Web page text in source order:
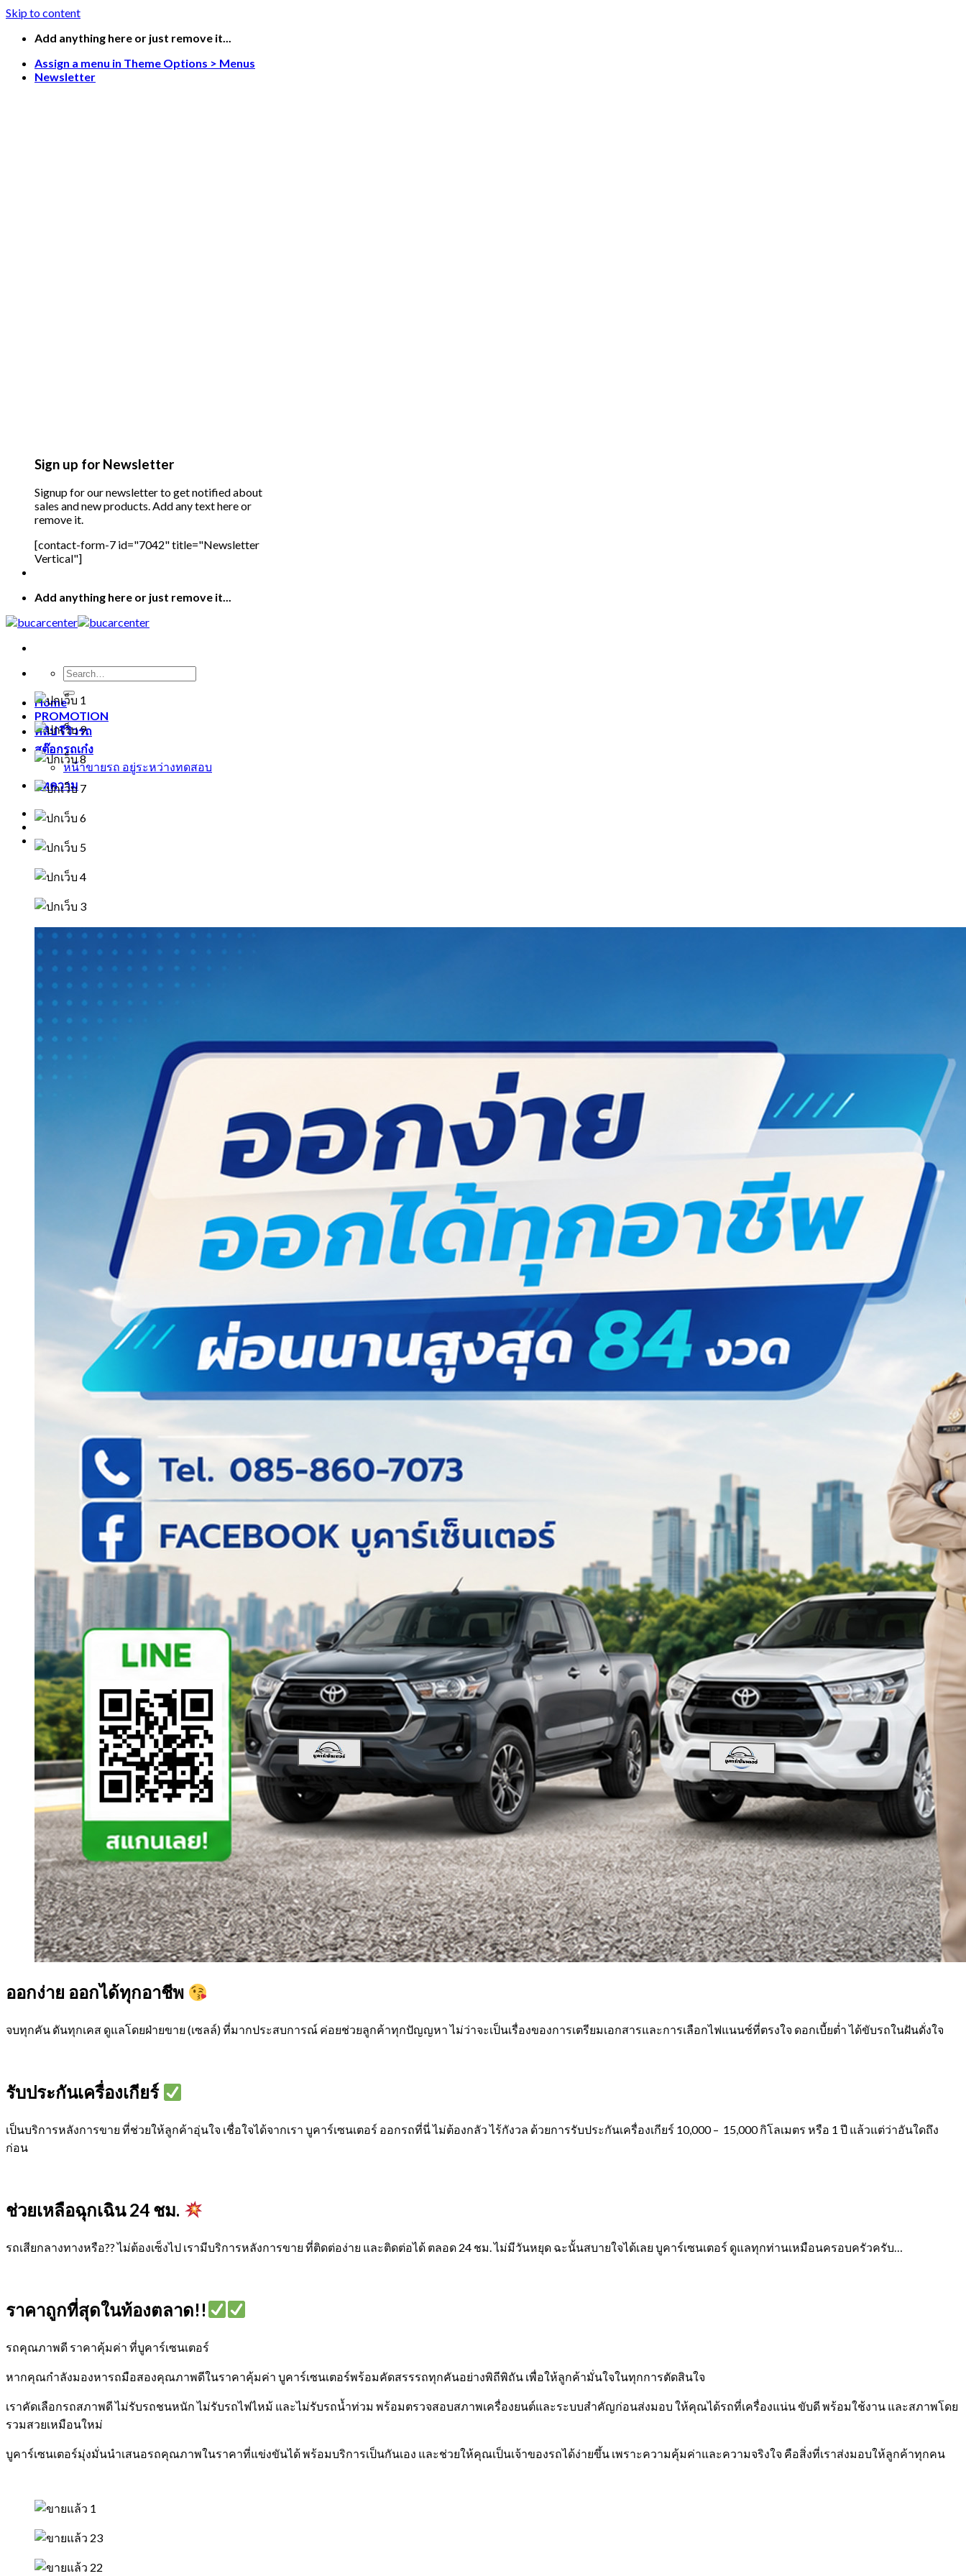
Skip to content
Add anything here or just remove it...
Assign a menu in Theme Options > Menus
Newsletter
Sign up for Newsletter
Signup for our newsletter to get notified about
sales and new products. Add any text here or
remove it.
[contact-form-7 id="7042" title="Newsletter
Vertical"]
Add anything here or just remove it...
Home
PROMOTION
คลิป รีวิวรถ
สต๊อกรถเก๋ง
หน้าขายรถ อยู่ระหว่างทดสอบ
บทความ
-
-
ออกง่าย ออกได้ทุกอาชีพ
จบทุกคัน ดันทุกเคส ดูแลโดยฝ่ายขาย (เซลล์) ที่มากประสบการณ์ ค่อยช่วยลูกค้าทุกปัญญหา ไม่ว่าจะเป็นเรื่องของการเตรียมเอกสารและการเลือกไฟแนนซ์ที่ตรงใจ ดอกเบี้ยต่ำ ได้ขับรถในฝันดั่งใจ
รับประกันเครื่องเกียร์
เป็นบริการหลังการขาย ที่ช่วยให้ลูกค้าอุ่นใจ เชื่อใจได้จากเรา บูคาร์เซนเตอร์ ออกรถที่นี่ ไม่ต้องกลัว ไร้กังวล ด้วยการรับประกันเครื่องเกียร์ 10,000 – 15,000 กิโลเมตร หรือ 1 ปี แล้วแต่ว่าอันใดถึง
ก่อน
ช่วยเหลือฉุกเฉิน 24 ชม.
รถเสียกลางทางหรือ?? ไม่ต้องเซ็งไป เรามีบริการหลังการขาย ที่ติดต่อง่าย และติดต่อได้ ตลอด 24 ชม. ไม่มีวันหยุด ฉะนั้นสบายใจได้เลย บูคาร์เซนเตอร์ ดูแลทุกท่านเหมือนครอบครัวครับ…
ราคาถูกที่สุดในท้องตลาด!!
รถคุณภาพดี ราคาคุ้มค่า ที่บูคาร์เซนเตอร์
หากคุณกำลังมองหารถมือสองคุณภาพดีในราคาคุ้มค่า บูคาร์เซนเตอร์พร้อมคัดสรรรถทุกคันอย่างพิถีพิถัน เพื่อให้ลูกค้ามั่นใจในทุกการตัดสินใจ
เราคัดเลือกรถสภาพดี ไม่รับรถชนหนัก ไม่รับรถไฟไหม้ และไม่รับรถน้ำท่วม พร้อมตรวจสอบสภาพเครื่องยนต์และระบบสำคัญก่อนส่งมอบ ให้คุณได้รถที่เครื่องแน่น ขับดี พร้อมใช้งาน และสภาพโดย
รวมสวยเหมือนใหม่
บูคาร์เซนเตอร์มุ่งมั่นนำเสนอรถคุณภาพในราคาที่แข่งขันได้ พร้อมบริการเป็นกันเอง และช่วยให้คุณเป็นเจ้าของรถได้ง่ายขึ้น เพราะความคุ้มค่าและความจริงใจ คือสิ่งที่เราส่งมอบให้ลูกค้าทุกคน